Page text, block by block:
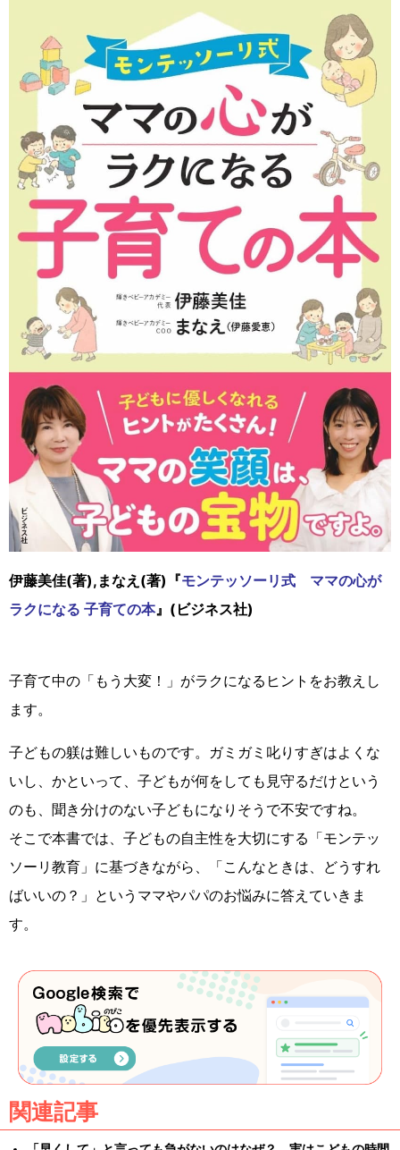
伊藤美佳(著),まなえ(著)『モンテッソーリ式 ママの心が
ラクになる 子育ての本』(ビジネス社)
子育て中の「もう大変！」がラクになるヒントをお教えし
ます。
子どもの躾は難しいものです。ガミガミ叱りすぎはよくな
いし、かといって、子どもが何をしても見守るだけという
のも、聞き分けのない子どもになりそうで不安ですね。
そこで本書では、子どもの自主性を大切にする「モンテッ
ソーリ教育」に基づきながら、「こんなときは、どうすれ
ばいいの？」というママやパパのお悩みに答えていきま
す。
関連記事